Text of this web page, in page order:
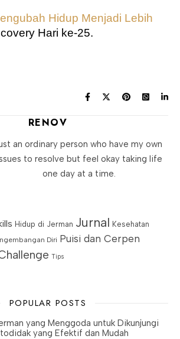
Hidup Menjadi Lebih
Hari ke-25.
RENOV
an ordinary person who have my own
to resolve but feel okay taking life
one day at a time.
Hidup di Jerman Jurnal Kesehatan
Diri Puisi dan Cerpen
Tips
POPULAR POSTS
yang Menggoda untuk Dikunjungi
yang Efektif dan Mudah